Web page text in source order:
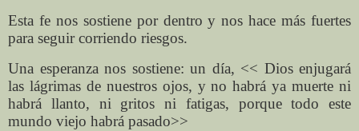
Esta fe nos sostiene por dentro y nos hace más fuertes
para seguir corriendo riesgos.
Una esperanza nos sostiene: un día, << Dios enjugará
las lágrimas de nuestros ojos, y no habrá ya muerte ni
habrá llanto, ni gritos ni fatigas, porque todo este
mundo viejo habrá pasado>>